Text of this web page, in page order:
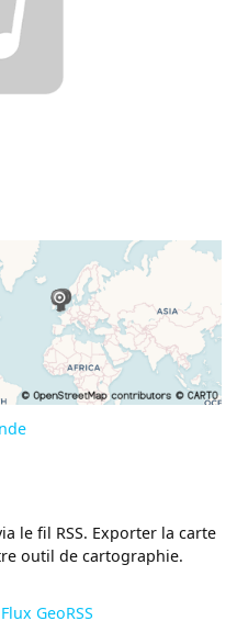
le fil RSS. Exporter la carte
outil de cartographie.
Flux GeoRSS